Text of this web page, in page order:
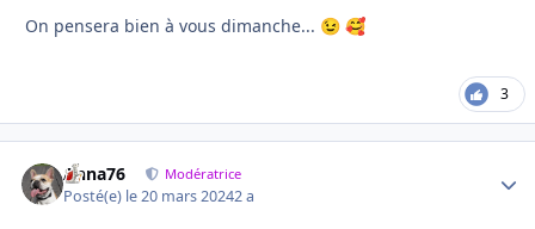
On pensera bien à vous dimanche... 😉 🥰
3
Anna76 Modératrice
Posté(e) le 20 mars 20242 a